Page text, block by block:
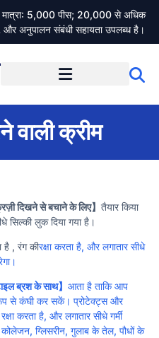
मात्रा: 5,000 पीस; 20,000 से अधिक
अनुपालन संबंधी सहायता उपलब्ध है।
वाली क्रीम
दिखने से बचाने के लिए】 तैयार किया
सिल्की लुक दिया गया है।
है , रंग कीरक्षा करता है, और लगातार सीधे
ब्रश के साथ】 आता है ताकि आप
से कंघी कर सकें। प्रोटेक्ट्स और
करता है, और लगातार सीधे गर्मी
ग्लिसरीन, गुलाब के तेल, पौधों के